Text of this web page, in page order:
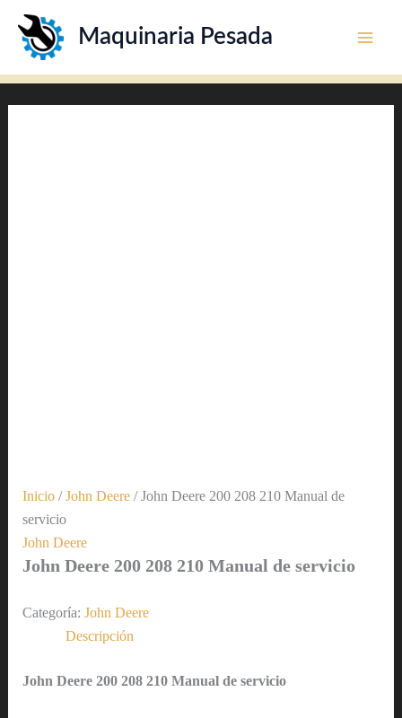
contenido
Maquinaria Pesada
Inicio/John Deere/ John Deere 200 208 210 Manual de
servicio
John Deere
John Deere 200 208 210 Manual de servicio
Categoría: John Deere
Descripción
John Deere 200 208 210 Manual de servicio